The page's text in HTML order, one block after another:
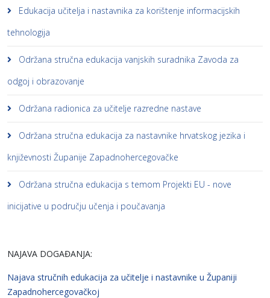
Edukacija učitelja i nastavnika za korištenje informacijskih
tehnologija
Održana stručna edukacija vanjskih suradnika Zavoda za
odgoj i obrazovanje
Održana radionica za učitelje razredne nastave
Održana stručna edukacija za nastavnike hrvatskog jezika i
književnosti Županije Zapadnohercegovačke
Održana stručna edukacija s temom Projekti EU - nove
inicijative u području učenja i poučavanja
NAJAVA DOGAĐANJA:
Najava stručnih edukacija za učitelje i nastavnike u Županiji
Zapadnohercegovačkoj